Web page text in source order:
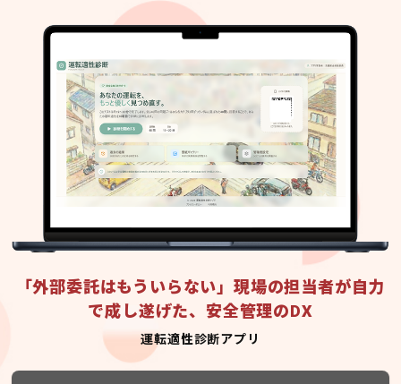
「外部委託はもういらない」現場の担当者が自力
で成し遂げた、安全管理のDX
運転適性診断アプリ